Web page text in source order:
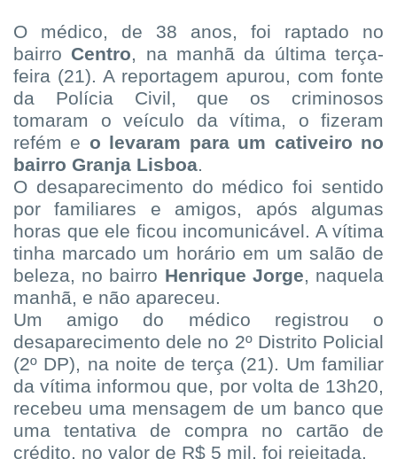
O médico, de 38 anos, foi raptado no
bairro Centro, na manhã da última terça-
feira (21). A reportagem apurou, com fonte
da Polícia Civil, que os criminosos
tomaram o veículo da vítima, o fizeram
refém e o levaram para um cativeiro no
bairro Granja Lisboa.
O desaparecimento do médico foi sentido
por familiares e amigos, após algumas
horas que ele ficou incomunicável. A vítima
tinha marcado um horário em um salão de
beleza, no bairro Henrique Jorge, naquela
manhã, e não apareceu.
Um amigo do médico registrou o
desaparecimento dele no 2º Distrito Policial
(2º DP), na noite de terça (21). Um familiar
da vítima informou que, por volta de 13h20,
recebeu uma mensagem de um banco que
uma tentativa de compra no cartão de
crédito, no valor de R$ 5 mil, foi rejeitada.